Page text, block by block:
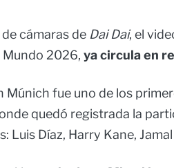
cámaras de Dai Dai, el
Mundo 2026, ya circula en
Múnich fue uno de los
quedó registrada la
Luis Díaz, Harry Kane,